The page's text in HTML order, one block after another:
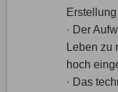
· Der
Leben zu
hoch
· Das